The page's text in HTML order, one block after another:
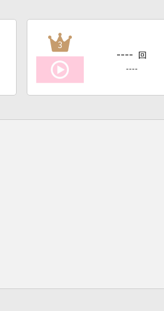
3
---- 回
----